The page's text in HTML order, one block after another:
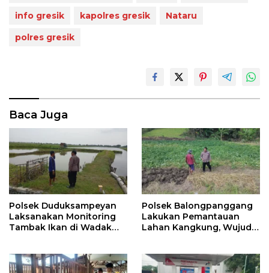
info gresik
kapolres gresik
Nataru
polres gresik
Baca Juga
Polsek Duduksampeyan
Laksanakan Monitoring
Tambak Ikan di Wadak
Polsek Balongpanggang
Lakukan Pemantauan
Lahan Kangkung, Wujud